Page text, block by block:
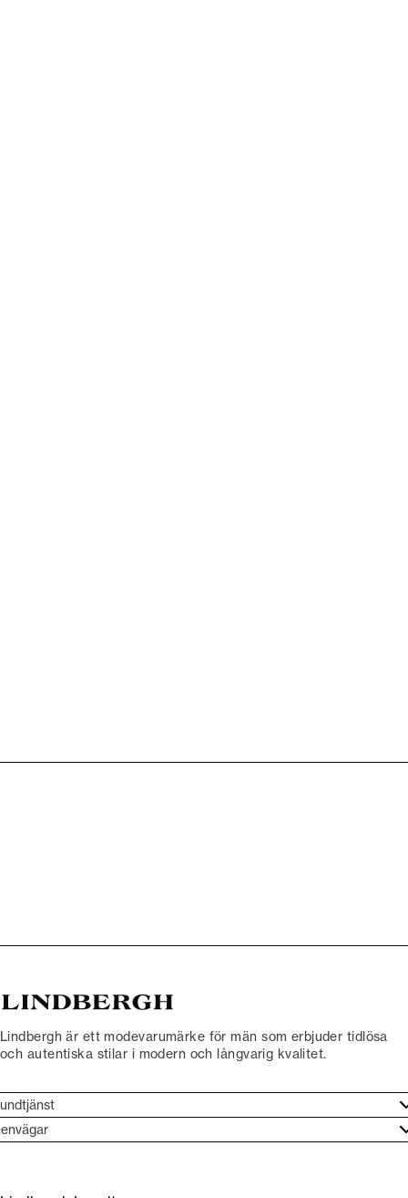
Lindbergh är ett modevarumärke för män som erbjuder tidlösa
och autentiska stilar i modern och långvarig kvalitet.